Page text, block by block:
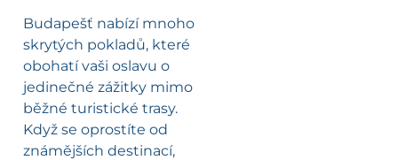
Budapešť nabízí mnoho
skrytých pokladů, které
obohatí vaši oslavu o
jedinečné zážitky mimo
běžné turistické trasy.
Když se oprostíte od
známějších destinací,